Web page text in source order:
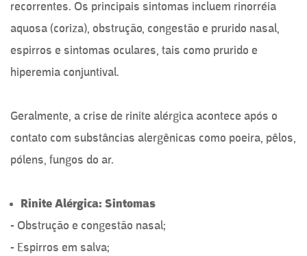
recorrentes. Os principais sintomas incluem rinorréia
aquosa (coriza), obstrução, congestão e prurido nasal,
espirros e sintomas oculares, tais como prurido e
hiperemia conjuntival.
Geralmente, a crise de rinite alérgica acontece após o
contato com substâncias alergênicas como poeira, pêlos,
pólens, fungos do ar.
Rinite Alérgica: Sintomas
- Obstrução e congestão nasal;
- Espirros em salva;